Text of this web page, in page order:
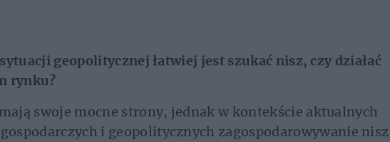
geopolitycznej łatwiej jest szukać nisz, czy działać
rynku?
swoje mocne strony, jednak w kontekście aktualnych
i geopolitycznych zagospodarowywanie nisz